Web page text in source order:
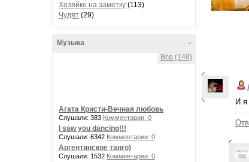
Хозяйке на заметку (113)
Чудят (29)
-
Музыка
Все (148)
Агата Кристи-Вечная любовь
Слушали: 383 Комментарии: 0
I saw you dancing!!!
Слушали: 6342 Комментарии: 0
Аргентинское танго)
Слушали: 1532 Комментарии: 0
И я